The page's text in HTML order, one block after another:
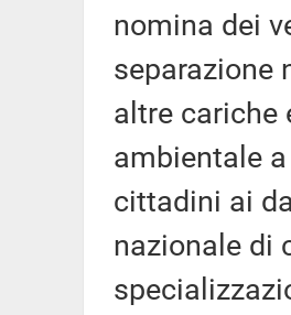
nomina dei
separazione
altre cariche
ambientale
cittadini ai
nazionale di